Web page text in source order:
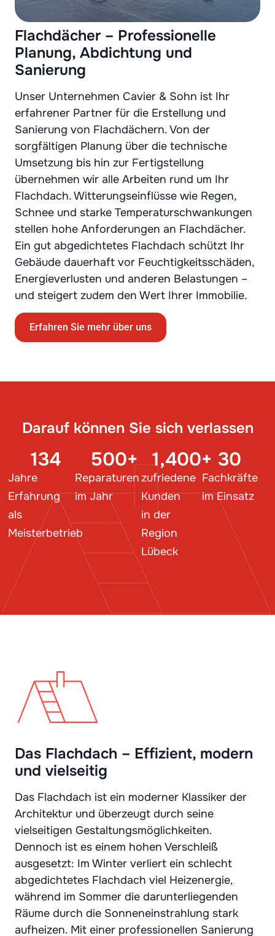
Flachdächer – Professionelle
Planung, Abdichtung und
Sanierung
Unser Unternehmen Cavier & Sohn ist Ihr
erfahrener Partner für die Erstellung und
Sanierung von Flachdächern. Von der
sorgfältigen Planung über die technische
Umsetzung bis hin zur Fertigstellung
übernehmen wir alle Arbeiten rund um Ihr
Flachdach. Witterungseinflüsse wie Regen,
Schnee und starke Temperaturschwankungen
stellen hohe Anforderungen an Flachdächer.
Ein gut abgedichtetes Flachdach schützt Ihr
Gebäude dauerhaft vor Feuchtigkeitsschäden,
Energieverlusten und anderen Belastungen –
und steigert zudem den Wert Ihrer Immobilie.
Erfahren Sie mehr über uns
Darauf können Sie sich verlassen
Jahre
Erfahrung
als
Meisterbetrieb
134
Reparaturen
im Jahr
500+
zufriedene
Kunden
in der
Region
Lübeck
1,400+
Fachkräfte
im Einsatz
30
Das Flachdach – Effizient, modern
und vielseitig
Das Flachdach ist ein moderner Klassiker der
Architektur und überzeugt durch seine
vielseitigen Gestaltungsmöglichkeiten.
Dennoch ist es einem hohen Verschleiß
ausgesetzt: Im Winter verliert ein schlecht
abgedichtetes Flachdach viel Heizenergie,
während im Sommer die darunterliegenden
Räume durch die Sonneneinstrahlung stark
aufheizen. Mit einer professionellen Sanierung